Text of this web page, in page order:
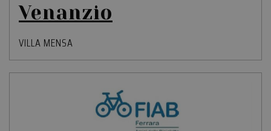
Venanzio
VILLA MENSA